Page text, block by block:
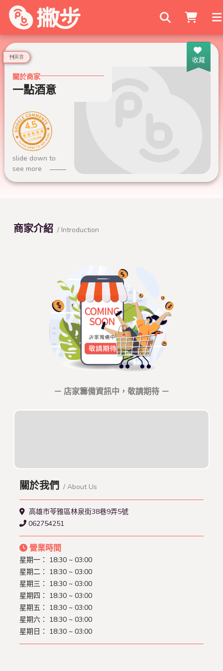
搜尋商家
收藏
美食
關於商家
一點酒意
4.5
526 則評論
slide down to
see more
商家介紹 / Introduction
－ 店家籌備資訊中，敬請期待 －
關於我們 / About Us
高雄市苓雅區林泉街38巷9弄5號
062754251
營業時間
星期一： 18:30 ~ 03:00
星期二： 18:30 ~ 03:00
星期三： 18:30 ~ 03:00
星期四： 18:30 ~ 03:00
星期五： 18:30 ~ 03:00
星期六： 18:30 ~ 03:00
星期日： 18:30 ~ 03:00